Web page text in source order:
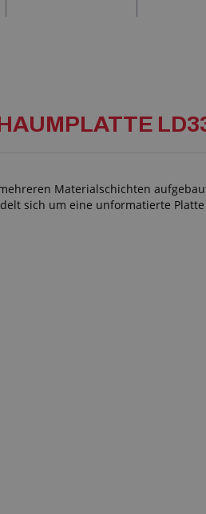
Materialschichten
sich um eine unformatierte